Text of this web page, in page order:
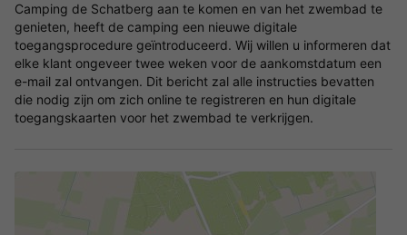
Camping de Schatberg aan te komen en van het zwembad te
genieten, heeft de camping een nieuwe digitale
toegangsprocedure geïntroduceerd. Wij willen u informeren dat
elke klant ongeveer twee weken voor de aankomstdatum een
e-mail zal ontvangen. Dit bericht zal alle instructies bevatten
die nodig zijn om zich online te registreren en hun digitale
toegangskaarten voor het zwembad te verkrijgen.